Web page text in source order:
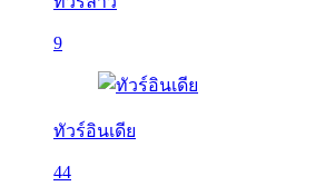
9
ทัวร์อินเดีย
44